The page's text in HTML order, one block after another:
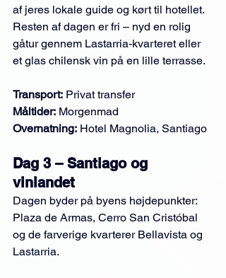
af jeres lokale guide og kørt til hotellet.
Resten af dagen er fri – nyd en rolig
gåtur gennem Lastarria-kvarteret eller
et glas chilensk vin på en lille terrasse.
Transport: Privat transfer
Måltider: Morgenmad
Overnatning: Hotel Magnolia, Santiago
Dag 3 – Santiago og
vinlandet
Dagen byder på byens højdepunkter:
Plaza de Armas, Cerro San Cristóbal
og de farverige kvarterer Bellavista og
Lastarria.